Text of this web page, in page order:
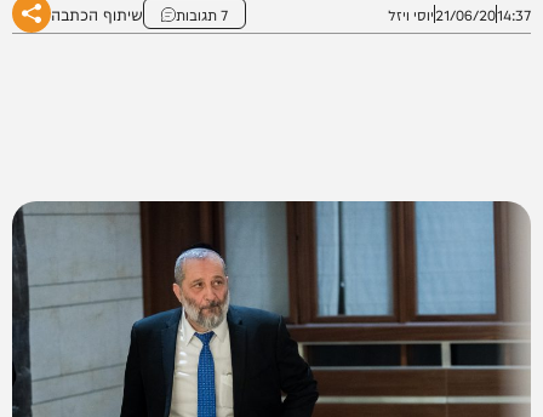
14:37
21/06/20יוסי ויזל 7 תגובות שיתוף הכתבה